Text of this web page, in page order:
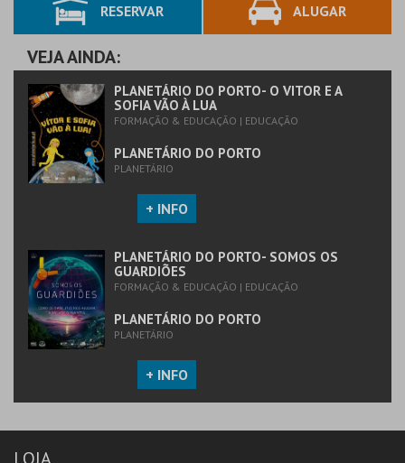
RESERVAR ALUGAR
VEJA AINDA:
PLANETÁRIO DO PORTO- O VITOR E A
SOFIA VÃO À LUA
FORMAÇÃO & EDUCAÇÃO | EDUCAÇÃO
PLANETÁRIO DO PORTO
PLANETÁRIO
+ INFO
PLANETÁRIO DO PORTO- SOMOS OS
GUARDIÕES
FORMAÇÃO & EDUCAÇÃO | EDUCAÇÃO
PLANETÁRIO DO PORTO
PLANETÁRIO
+ INFO